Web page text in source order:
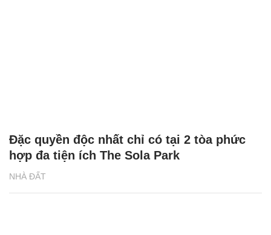
NHÀ ĐẤT
Đặc quyền độc nhất chỉ có tại 2 tòa phức
hợp đa tiện ích The Sola Park